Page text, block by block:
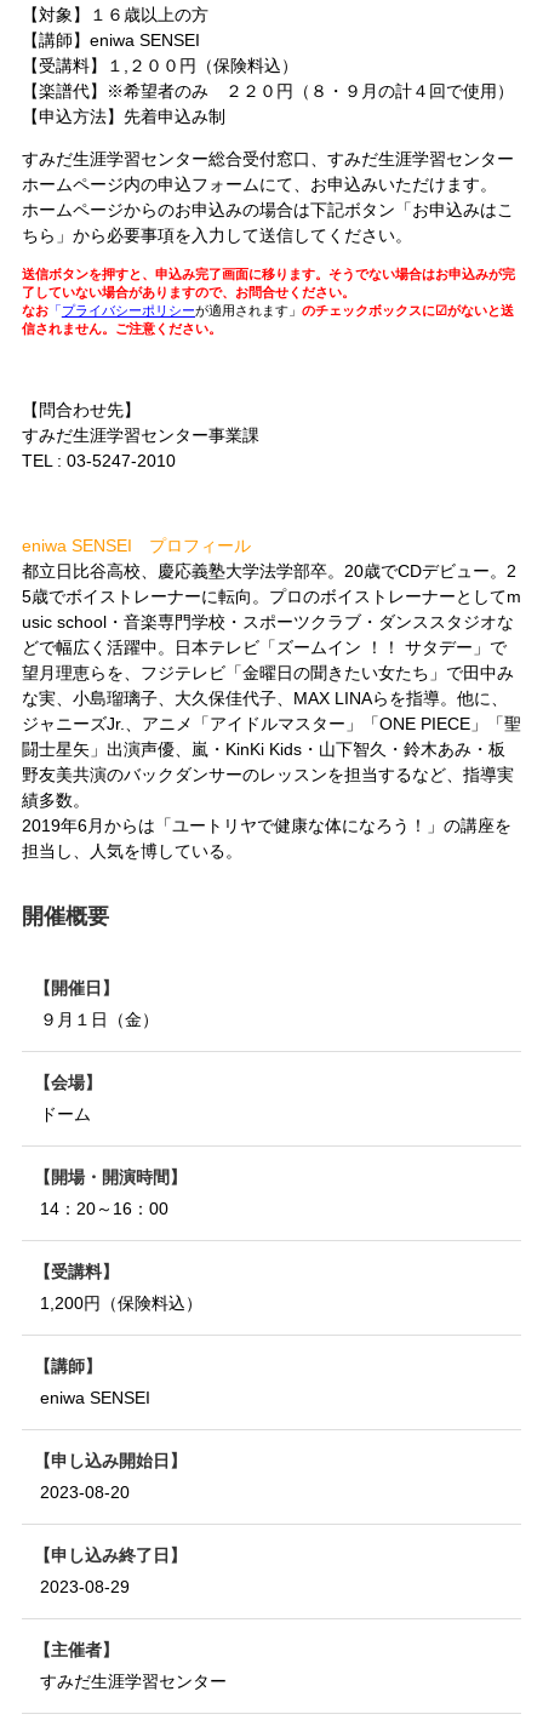
【対象】１６歳以上の方
【講師】eniwa SENSEI
【受講料】１,２００円（保険料込）
【楽譜代】※希望者のみ ２２０円（８・９月の計４回で使用）
【申込方法】先着申込み制
すみだ生涯学習センター総合受付窓口、すみだ生涯学習センター
ホームページ内の申込フォームにて、お申込みいただけます。
ホームページからのお申込みの場合は下記ボタン「お申込みはこ
ちら」から必要事項を入力して送信してください。
送信ボタンを押すと、申込み完了画面に移ります。そうでない場合はお申込みが完
了していない場合がありますので、お問合せください。
なお「プライバシーポリシーが適用されます」 のチェックボックスに☑がないと送
信されません。ご注意ください。
【問合わせ先】
すみだ生涯学習センター事業課
TEL : 03-5247-2010
eniwa SENSEI プロフィール
都立日比谷高校、慶応義塾大学法学部卒。20歳でCDデビュー。2
5歳でボイストレーナーに転向。プロのボイストレーナーとしてm
usic school・音楽専門学校・スポーツクラブ・ダンススタジオな
どで幅広く活躍中。日本テレビ「ズームイン ！！ サタデー」で
望月理恵らを、フジテレビ「金曜日の聞きたい女たち」で田中み
な実、小島瑠璃子、大久保佳代子、MAX LINAらを指導。他に、
ジャニーズJr.、アニメ「アイドルマスター」「ONE PIECE」「聖
闘士星矢」出演声優、嵐・KinKi Kids・山下智久・鈴木あみ・板
野友美共演のバックダンサーのレッスンを担当するなど、指導実
績多数。
2019年6月からは「ユートリヤで健康な体になろう！」の講座を
担当し、人気を博している。
開催概要
開催日
９月１日（金）
会場
ドーム
開場・開演時間
14：20～16：00
受講料
1,200円（保険料込）
講師
eniwa SENSEI
申し込み開始日
2023-08-20
申し込み終了日
2023-08-29
主催者
すみだ生涯学習センター